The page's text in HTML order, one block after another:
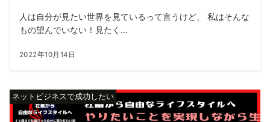
人は自分が見たい世界を見ているって言うけど、 私はそんな
もの望んでいない！見たく...
2022年10月14日
ネットビジネスで成功したい